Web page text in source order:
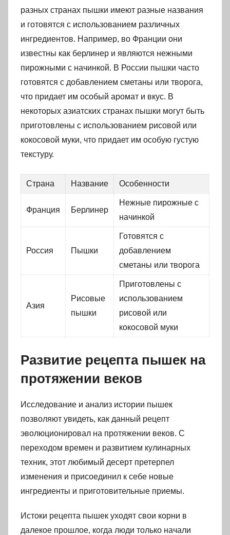
разных странах пышки имеют разные названия
и готовятся с использованием различных
ингредиентов. Например, во Франции они
известны как берлинер и являются нежными
пирожными с начинкой. В России пышки часто
готовятся с добавлением сметаны или творога,
что придает им особый аромат и вкус. В
некоторых азиатских странах пышки могут быть
приготовлены с использованием рисовой или
кокосовой муки, что придает им особую густую
текстуру.
Страна Название Особенности
Франция Берлинер
Нежные пирожные с
начинкой
Россия Пышки
Готовятся с
добавлением
сметаны или творога
Азия
Рисовые
пышки
Приготовлены с
использованием
рисовой или
кокосовой муки
Развитие рецепта пышек на
протяжении веков
Исследование и анализ истории пышек
позволяют увидеть, как данный рецепт
эволюционировал на протяжении веков. С
переходом времен и развитием кулинарных
техник, этот любимый десерт претерпел
изменения и присоединил к себе новые
ингредиенты и приготовительные приемы.
Истоки рецепта пышек уходят свои корни в
далекое прошлое, когда люди только начали